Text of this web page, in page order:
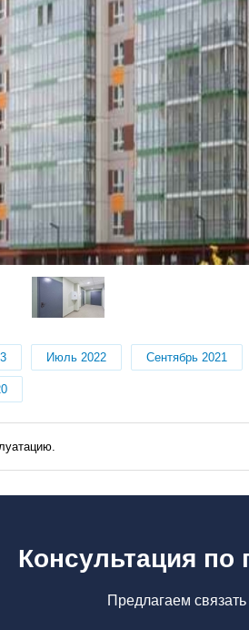
Июль 2022 Сентябрь 2021
Консультация по
Предлагаем